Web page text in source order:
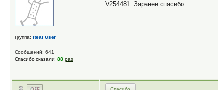
Группа: Real User
Сообщений: 641
Спасибо сказали: 88 раз
V254481. Заранее спасибо.
Спасибо